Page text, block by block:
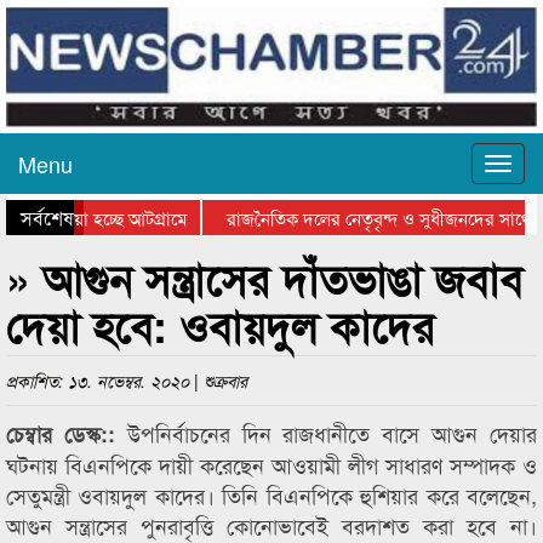
Menu
সর্বশেষ
যাওয়া হচ্ছে আটগ্রামে
রাজনৈতিক দলের নেতৃবৃন্দ ও সুধীজনদের সাথে
সিলেটে বাংলাদেশ গ্রুপ থিয়েটার
» আগুন সন্ত্রাসের দাঁতভাঙা জবাব
দেয়া হবে: ওবায়দুল কাদের
প্রকাশিত: ১৩. নভেম্বর. ২০২০ | শুক্রবার
চেম্বার ডেস্ক::উপনির্বাচনের দিন রাজধানীতে বাসে আগুন দেয়ার
ঘটনায় বিএনপিকে দায়ী করেছেন আওয়ামী লীগ সাধারণ সম্পাদক ও
সেতুমন্ত্রী ওবায়দুল কাদের। তিনি বিএনপিকে হুশিয়ার করে বলেছেন,
আগুন সন্ত্রাসের পুনরাবৃত্তি কোনোভাবেই বরদাশত করা হবে না।